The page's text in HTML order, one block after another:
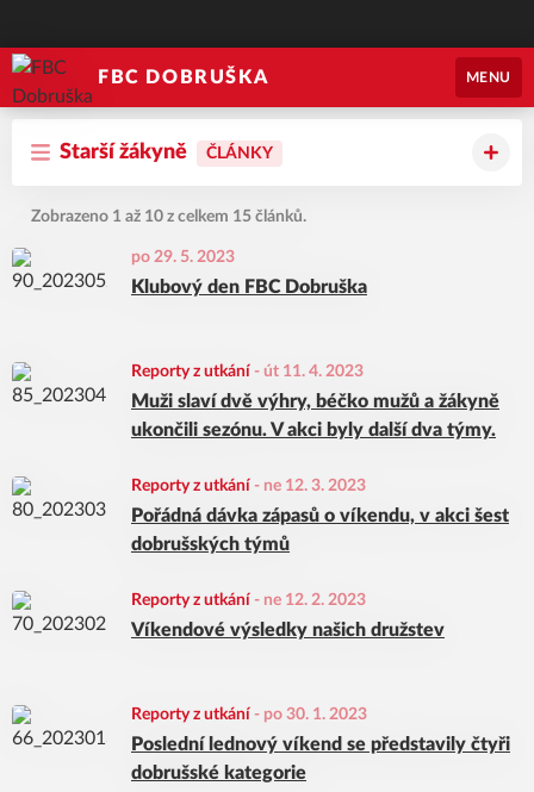
FBC DOBRUŠKA MENU
Starší žákyně ČLÁNKY
Zobrazeno 1 až 10 z celkem 15 článků.
po 29. 5. 2023
Klubový den FBC Dobruška
Reporty z utkání - út 11. 4. 2023
Muži slaví dvě výhry, béčko mužů a žákyně
ukončili sezónu. V akci byly další dva týmy.
Reporty z utkání - ne 12. 3. 2023
Pořádná dávka zápasů o víkendu, v akci šest
dobrušských týmů
Reporty z utkání - ne 12. 2. 2023
Víkendové výsledky našich družstev
Reporty z utkání - po 30. 1. 2023
Poslední lednový víkend se představily čtyři
dobrušské kategorie